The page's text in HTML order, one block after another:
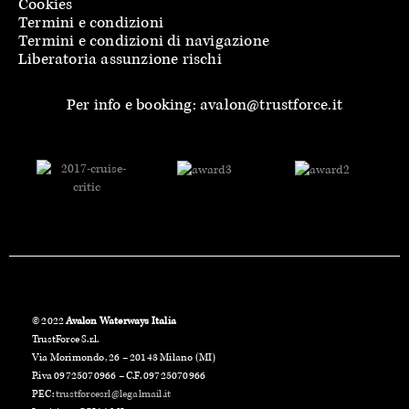
Cookies
Termini e condizioni
Termini e condizioni di navigazione
Liberatoria assunzione rischi
Per info e booking: avalon@trustforce.it
© 2022Avalon Waterways Italia
TrustForce S.r.l.
Via Morimondo, 26 – 20143 Milano (MI)
P.iva 09725070966 – C.F. 09725070966
PEC:trustforcesrl@legalmail.it